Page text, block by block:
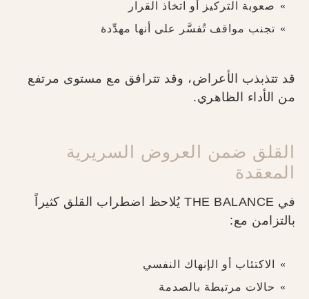
صعوبة التركيز أو اتخاذ القرار
تجنب مواقف تُفسَّر على أنها مهدِّدة
قد تتذبذب الأعراض، وقد تترافق مع مستوى مرتفع
من الأداء الظاهري.
القلق ضمن العروض السريرية
المعقدة
في THE BALANCE يُلاحظ اضطراب القلق كثيراً
بالتزامن مع:
الاكتئاب أو الإنهاك النفسي
حالات مرتبطة بالصدمة